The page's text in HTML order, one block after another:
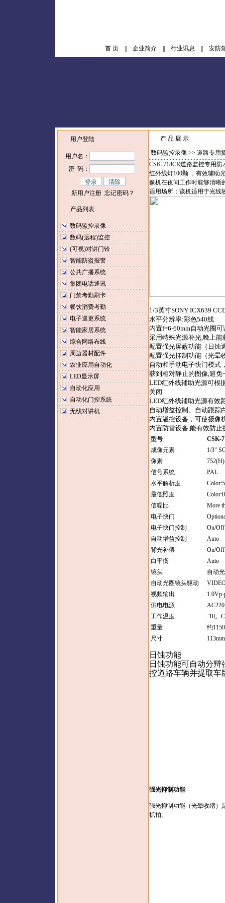
首 页 企业简介 行业讯息 安防
用户登陆
用户名：
密 码：
新用户注册 忘记密码？
产品列表
数码监控录像
数码(远程)监控
(可视)对讲门铃
智能防盗报警
公共广播系统
集团电话通讯
门禁考勤刷卡
餐饮消费考勤
电子巡更系统
智能家居系统
综合网络布线
周边器材配件
农业应用自动化
LED显示屏
自动化应用
自动化门控系统
无线对讲机
产 品 展 示
数码监控录像>> 道路专用
CSK-718CR道路监控专用防
红外线灯100颗 ，有效辅助
像机在夜间工作时能够清晰
适用场所：该机适用于光线
1/3英寸SONY ICX639
水平分辨率:彩色540线
内置f=6-60mm自动光圈可
采用特殊光源补光,晚上能
配置强光屏蔽功能（日蚀
配置强光抑制功能（光晕
自动和手动电子快门模式
获到相对静止的图像,避免
LED红外线辅助光源可根
关闭
LED红外线辅助光源有效
自动增益控制、自动跟踪
内置温控设备，可使摄像
内置防雷设备,能有效防止
型号
CSK-
成像元素
1/3"
像素
信号系统
PAL
水平解析度
最低照度
信噪比
More
电子快门
电子快门控制
On/Off
自动增益控制
Auto
背光补偿
On/Off
白平衡
Auto
镜头
自动
自动光圈镜头驱动
视频输出
供电电源
工作温度
-10。
重量
约
尺寸
113mm
日蚀功能
日蚀功能可自动分辩
控道路车辆并提取车
强光抑制功能
强光抑制功能（光晕收缩）
抓拍。